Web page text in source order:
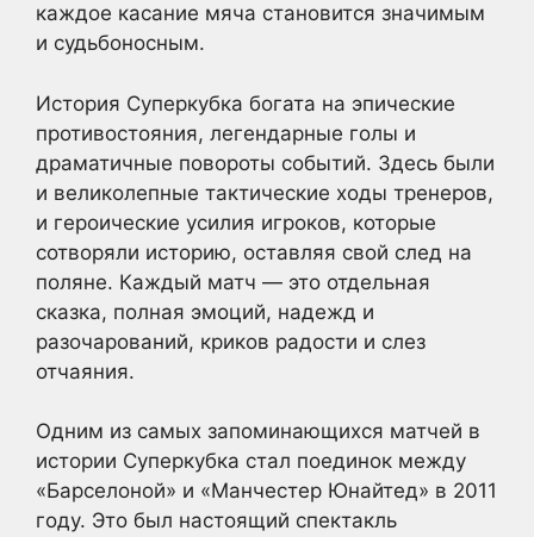
каждое касание мяча становится значимым
и судьбоносным.
История Суперкубка богата на эпические
противостояния, легендарные голы и
драматичные повороты событий. Здесь были
и великолепные тактические ходы тренеров,
и героические усилия игроков, которые
сотворяли историю, оставляя свой след на
поляне. Каждый матч — это отдельная
сказка, полная эмоций, надежд и
разочарований, криков радости и слез
отчаяния.
Одним из самых запоминающихся матчей в
истории Суперкубка стал поединок между
«Барселоной» и «Манчестер Юнайтед» в 2011
году. Это был настоящий спектакль